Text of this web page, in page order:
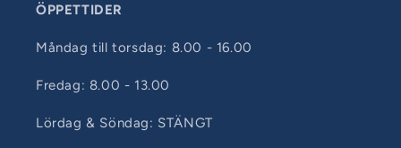
ÖPPETTIDER
Måndag till torsdag: 8.00 - 16.00
Fredag: 8.00 - 13.00
Lördag & Söndag: STÄNGT